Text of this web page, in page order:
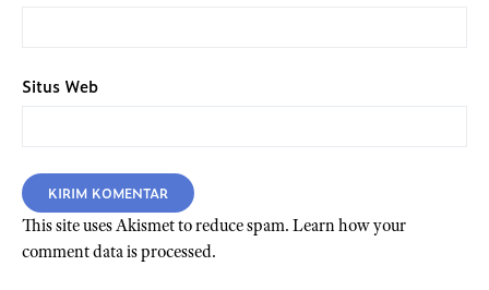
Situs Web
This site uses Akismet to reduce spam. Learn how your
comment data is processed.